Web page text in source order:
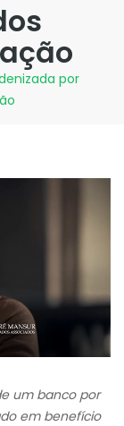
por
um banco por
em benefício